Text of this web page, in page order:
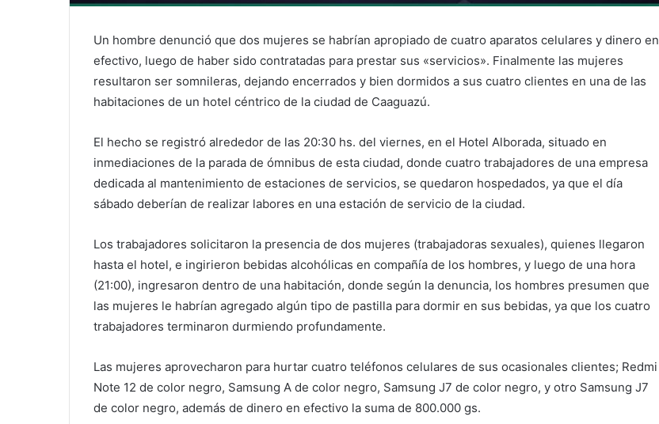
Un hombre denunció que dos mujeres se habrían apropiado de cuatro aparatos celulares y dinero en
efectivo, luego de haber sido contratadas para prestar sus «servicios». Finalmente las mujeres
resultaron ser somnileras, dejando encerrados y bien dormidos a sus cuatro clientes en una de las
habitaciones de un hotel céntrico de la ciudad de Caaguazú.
El hecho se registró alrededor de las 20:30 hs. del viernes, en el Hotel Alborada, situado en
inmediaciones de la parada de ómnibus de esta ciudad, donde cuatro trabajadores de una empresa
dedicada al mantenimiento de estaciones de servicios, se quedaron hospedados, ya que el día
sábado deberían de realizar labores en una estación de servicio de la ciudad.
Los trabajadores solicitaron la presencia de dos mujeres (trabajadoras sexuales), quienes llegaron
hasta el hotel, e ingirieron bebidas alcohólicas en compañía de los hombres, y luego de una hora
(21:00), ingresaron dentro de una habitación, donde según la denuncia, los hombres presumen que
las mujeres le habrían agregado algún tipo de pastilla para dormir en sus bebidas, ya que los cuatro
trabajadores terminaron durmiendo profundamente.
Las mujeres aprovecharon para hurtar cuatro teléfonos celulares de sus ocasionales clientes; Redmi
Note 12 de color negro, Samsung A de color negro, Samsung J7 de color negro, y otro Samsung J7
de color negro, además de dinero en efectivo la suma de 800.000 gs.